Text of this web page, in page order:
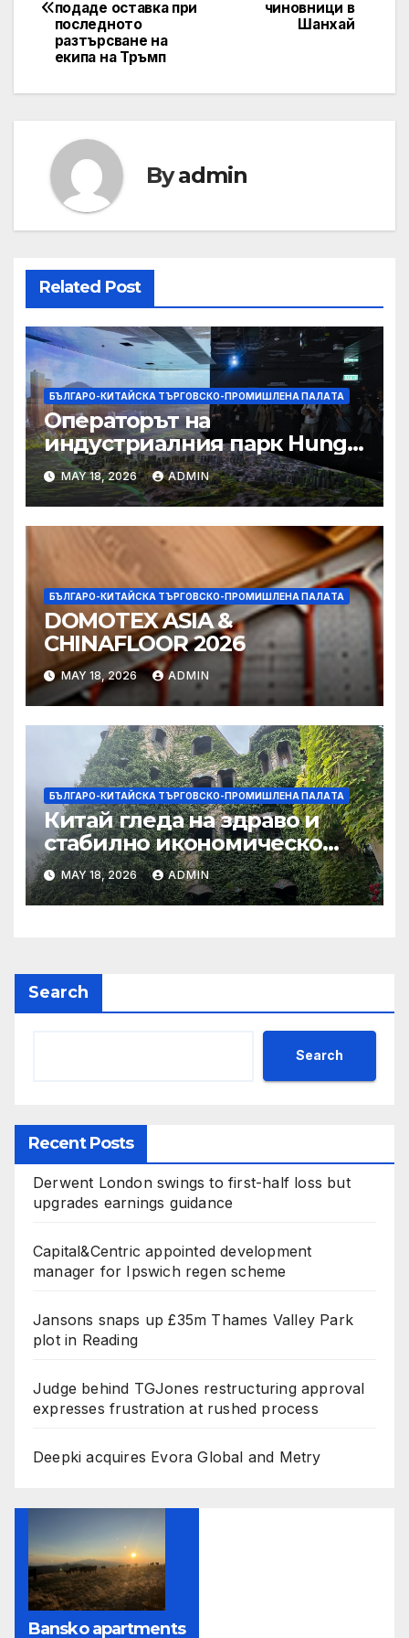
чиновници в
Шанхай
подаде оставка при
последното
разтърсване на
екипа на Тръмп
Byadmin
Related Post
БЪЛГАРО-КИТАЙСКА ТЪРГОВСКО-ПРОМИШЛЕНА ПАЛAТА
Операторът на
индустриалния парк Hung
Shui Kiu разглежда
издаването на облигации,
намаляване на данъците за
фирмите
MAY 18, 2026 ADMIN
БЪЛГАРО-КИТАЙСКА ТЪРГОВСКО-ПРОМИШЛЕНА ПАЛAТА
DOMOTEX ASIA &
CHINAFLOOR 2026
MAY 18, 2026 ADMIN
БЪЛГАРО-КИТАЙСКА ТЪРГОВСКО-ПРОМИШЛЕНА ПАЛAТА
Китай гледа на здраво и
стабилно икономическо
сътрудничество със САЩ
MAY 18, 2026 ADMIN
Search
Search
Recent Posts
Derwent London swings to first-half loss but
upgrades earnings guidance
Capital&Centric appointed development
manager for Ipswich regen scheme
Jansons snaps up £35m Thames Valley Park
plot in Reading
Judge behind TGJones restructuring approval
expresses frustration at rushed process
Deepki acquires Evora Global and Metry
Bansko apartments